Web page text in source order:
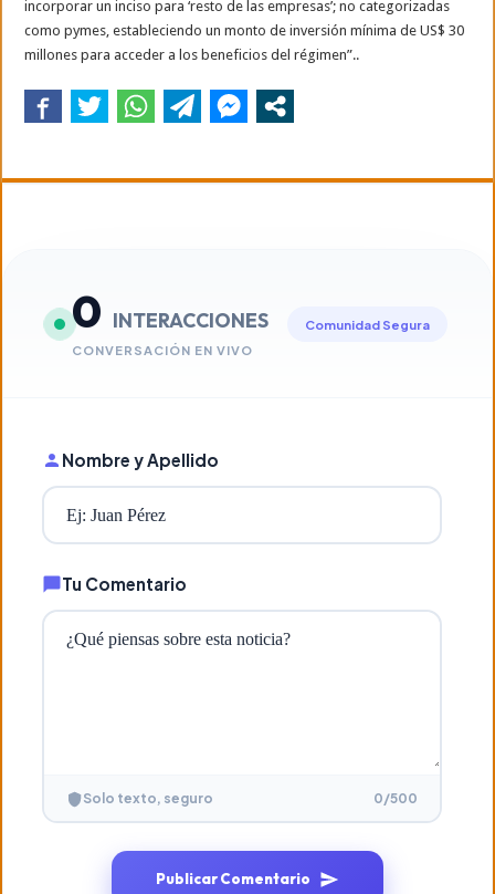
incorporar un inciso para ‘resto de las empresas’; no categorizadas
como pymes, estableciendo un monto de inversión mínima de US$ 30
millones para acceder a los beneficios del régimen”..
0 INTERACCIONES
CONVERSACIÓN EN VIVO
Comunidad Segura
Nombre y Apellido
Tu Comentario
Solo texto, seguro 0/500
Publicar Comentario